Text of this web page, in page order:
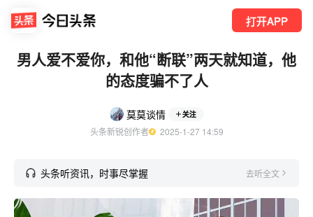
打开APP
男人爱不爱你，和他“断联”两天就知道，他
的态度骗不了人
莫莫谈情 关注
头条新锐创作者
  2025-1-27 14:59
头条听资讯，时事尽掌握 去听全文